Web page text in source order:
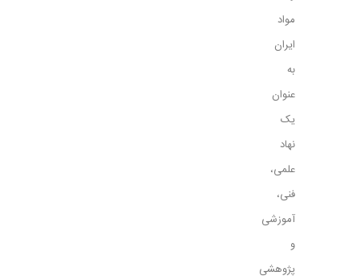
مواد
ايران
به
عنوان
يک
نهاد
علمی،
فنی،
آموزشی
و
پژوهشی